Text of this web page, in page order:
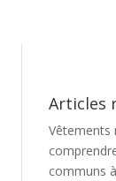
Articles
Vêtements
communs